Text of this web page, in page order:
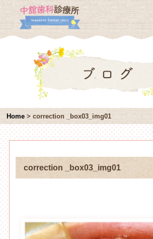
Home >correction _box03_img01
correction _box03_img01